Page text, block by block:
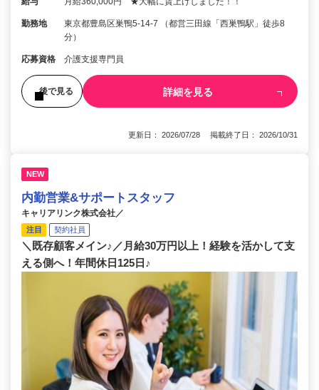
勤務地
東京都豊島区巣鴨5-14-7 （都営三田線「西巣鴨駅」徒歩8
分）
応募資格 介護支援専門員
後で見る 詳細を見る
更新日： 2026/07/28 掲載終了日： 2026/10/31
NEW
内勤営業&サポートスタッフ
キャリアリンク株式会社／
注目 契約社員
＼既存顧客メイン♪／月給30万円以上！経験を活かして支
える側へ！年間休日125日♪